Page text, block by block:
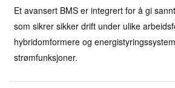
Et avansert BMS er integrert for å gi
som sikrer sikker drift under ulike
hybridomformere og
strømfunksjoner.